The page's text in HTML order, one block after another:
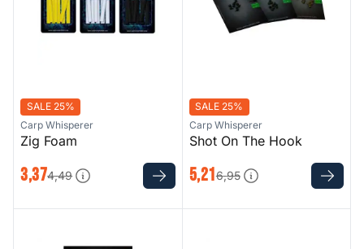
SALE 25%
Carp Whisperer
Zig Foam
3,374,49
SALE 25%
Carp Whisperer
Shot On The Hook
5,216,95